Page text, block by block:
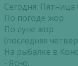
Сегодня: Пятница
По погоде жор
По луне жор
(последняя
На рыбалке в
- Ясно.